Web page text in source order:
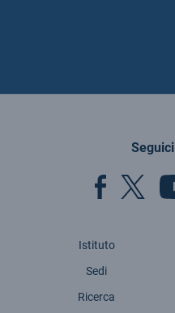
Istituto
Sedi
Ricerca